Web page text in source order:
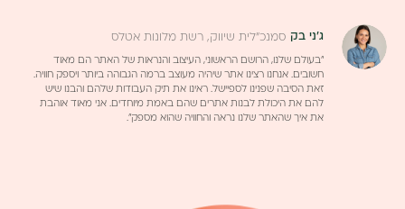
ג'ני בק סמנכ"לית שיווק, רשת מלונות אטלס
"בעולם שלנו, הרושם הראשוני, העיצוב והנראות של האתר הם מאוד
חשובים. אנחנו רצינו אתר שיהיה מעוצב ברמה הגבוהה ביותר ויספק חוויה.
זאת הסיבה שפנינו לספיישל. ראינו את תיק העבודות שלהם והבנו שיש
להם את היכולת לבנות אתרים שהם באמת מיוחדים. אני מאוד אוהבת
את איך שהאתר שלנו נראה והחוויה שהוא מספק".